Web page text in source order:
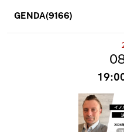
GENDA(9166)